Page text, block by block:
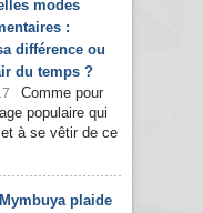
modes
:
différence ou
du temps ?
Comme pour
populaire qui
à se vêtir de ce
plaide